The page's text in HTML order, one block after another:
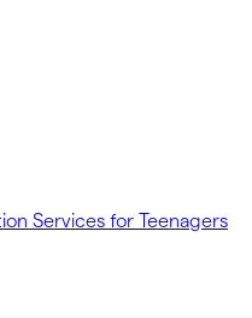
Services for Teenagers